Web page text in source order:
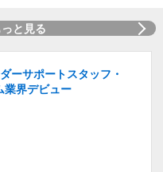
と見る
ーサポートスタッフ・
業界デビュー